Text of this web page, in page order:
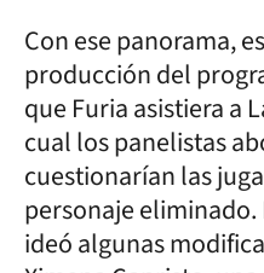
Con ese panorama,
producción del
que Furia asistiera a
cual los panelistas
cuestionarían las
personaje eliminado.
ideó algunas